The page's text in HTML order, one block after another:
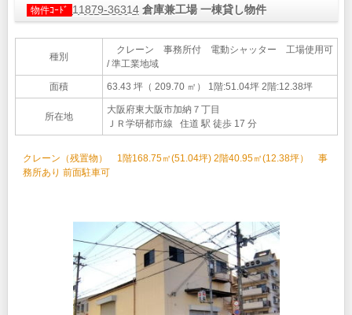
物件ｺｰﾄﾞ 11879-36314 倉庫兼工場 一棟貸し物件
種別
クレーン 事務所付 電動シャッター 工場使用可
/ 準工業地域
面積 63.43 坪（ 209.70 ㎡） 1階:51.04坪 2階:12.38坪
所在地
大阪府東大阪市加納７丁目
ＪＲ学研都市線 住道 駅 徒歩 17 分
クレーン（残置物） 1階168.75㎡(51.04坪) 2階40.95㎡(12.38坪） 事
務所あり 前面駐車可